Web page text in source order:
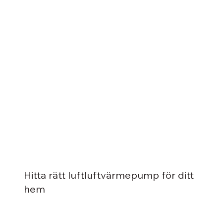
Hitta rätt luftluftvärmepump för ditt
hem